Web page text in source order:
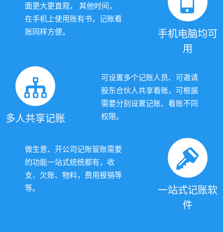
面更大更直观， 其他时间，
在手机上使用账有书，记账看
账同样方便。
手机电脑均可
用
多人共享记账
可设置多个记账人员、可邀请
股东合伙人共享看账，可根据
需要分别设置记账、看账不同
权限。
做生意、开公司记账管账需要
的功能一站式统统都有，收
支、欠账、物料，费用报销等
等。
一站式记账软
件